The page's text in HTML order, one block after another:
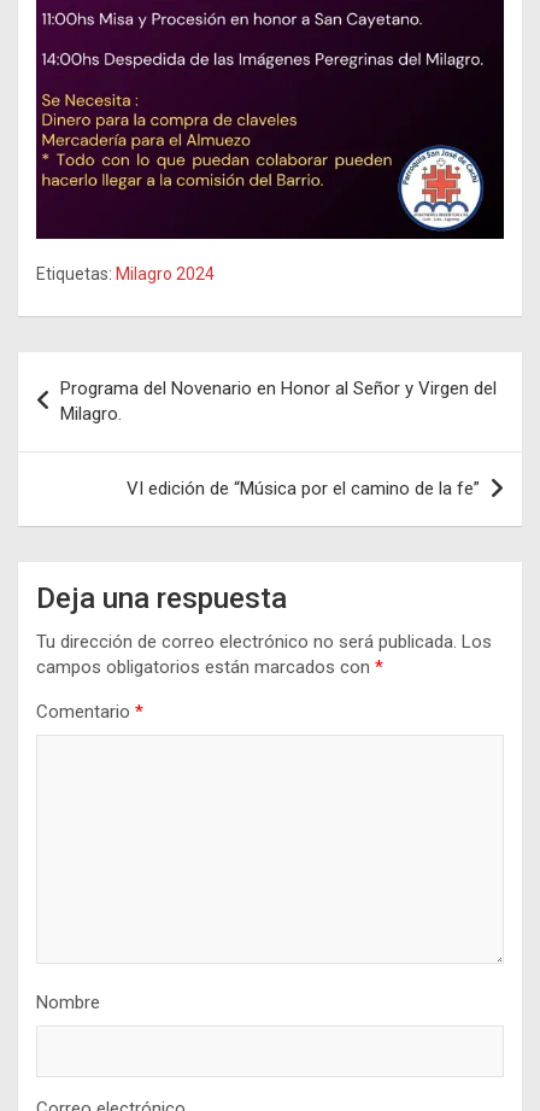
Etiquetas: Milagro 2024
de
entradas
Programa del Novenario en Honor al Señor y Virgen del
Milagro.
VI edición de “Música por el camino de la fe”
Deja una respuesta
Tu dirección de correo electrónico no será publicada. Los
campos obligatorios están marcados con *
Comentario *
Nombre